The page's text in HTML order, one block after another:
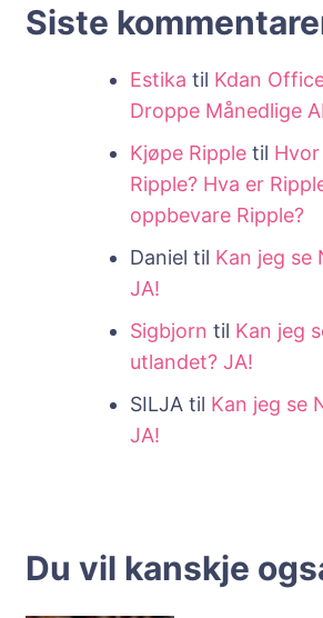
Siste
Estika til Kdan
Droppe Månedlige
Kjøpe Ripple til
Ripple? Hva er
oppbevare Ripple?
Daniel til Kan jeg se
JA!
Sigbjorn til Kan jeg
utlandet? JA!
SILJA til Kan jeg se
JA!
Du vil kanskje